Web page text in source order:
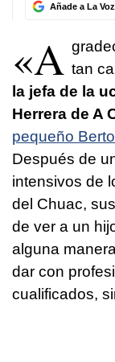
Añade a La
«A tan
la jefa de la
Herrera de A
pequeño
Después de
intensivos de
del Chuac,
de ver a un
alguna
dar con
cualificados,